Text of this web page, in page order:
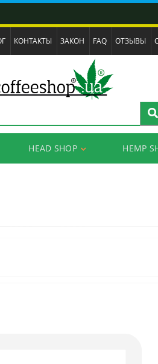
КОНТАКТЫ ЗАКОН FAQ ОТЗЫВЫ
HEAD SHOP HEMP